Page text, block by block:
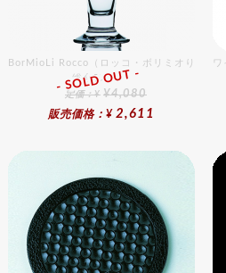
24cm オレンジ
BorMioLi Rocco（ロッコ・ボリミオり） パ
総合ﾗﾝｷﾝｸﾞ
定価：¥ ¥4,080
販売価格：¥ 2,611
- SOLD OUT -